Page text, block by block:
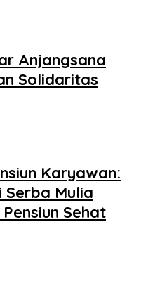
Anjangsana
Solidaritas
Karyawan:
Serba Mulia
Sehat